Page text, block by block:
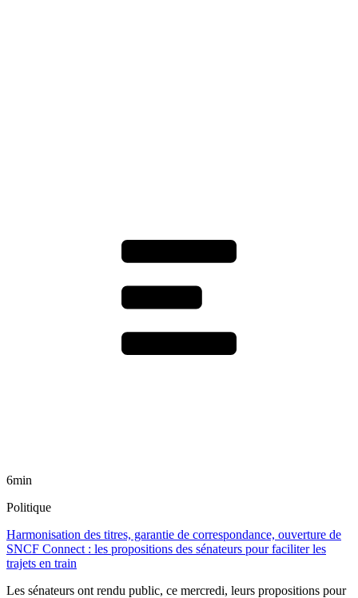
6min
Politique
Harmonisation des titres, garantie de correspondance, ouverture de
SNCF Connect : les propositions des sénateurs pour faciliter les
trajets en train
Les sénateurs ont rendu public, ce mercredi, leurs propositions pour